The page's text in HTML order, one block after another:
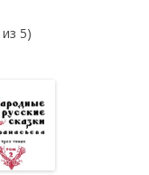
из 5)